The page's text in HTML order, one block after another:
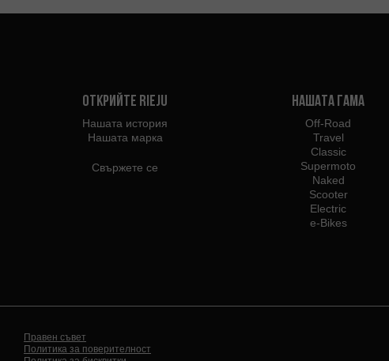
Открийте Rieju
Нашата история
Нашата марка
Свържете се
Нашата гама
Off-Road
Travel
Classic
Supermoto
Naked
Scooter
Electric
e-Bikes
Правен съвет
Политика за поверителност